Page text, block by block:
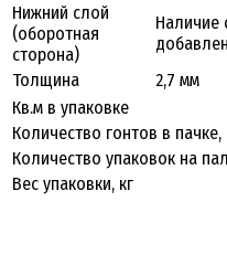
Нижний слой
(оборотная
сторона)
Наличие
Толщина
2,7 мм
Кв.м в упаковке
Количество гонтов в пачке,
Количество упаковок на
Вес упаковки, кг